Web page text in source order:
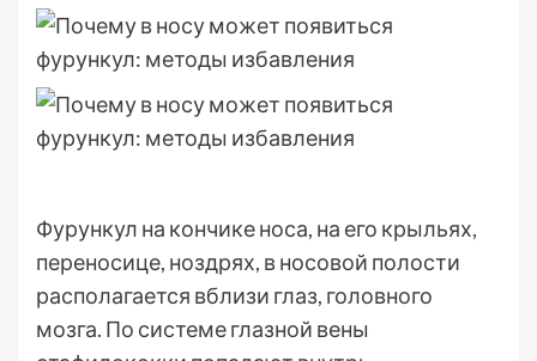
Фурункул на кончике носа, на его крыльях,
переносице, ноздрях, в носовой полости
располагается вблизи глаз, головного
мозга. По системе глазной вены